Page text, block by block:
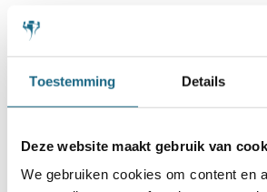
Toestemming Details
Deze website maakt gebruik van
We gebruiken cookies om content en